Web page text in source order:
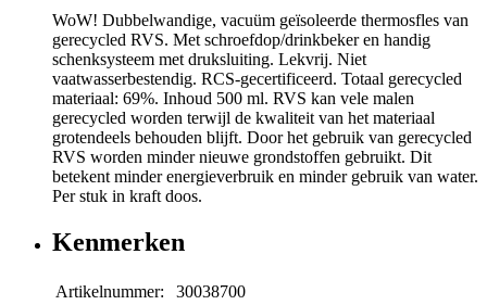
WoW! Dubbelwandige, vacuüm geïsoleerde thermosfles van
gerecycled RVS. Met schroefdop/drinkbeker en handig
schenksysteem met druksluiting. Lekvrij. Niet
vaatwasserbestendig. RCS-gecertificeerd. Totaal gerecycled
materiaal: 69%. Inhoud 500 ml. RVS kan vele malen
gerecycled worden terwijl de kwaliteit van het materiaal
grotendeels behouden blijft. Door het gebruik van gerecycled
RVS worden minder nieuwe grondstoffen gebruikt. Dit
betekent minder energieverbruik en minder gebruik van water.
Per stuk in kraft doos.
Kenmerken
Artikelnummer:
30038700